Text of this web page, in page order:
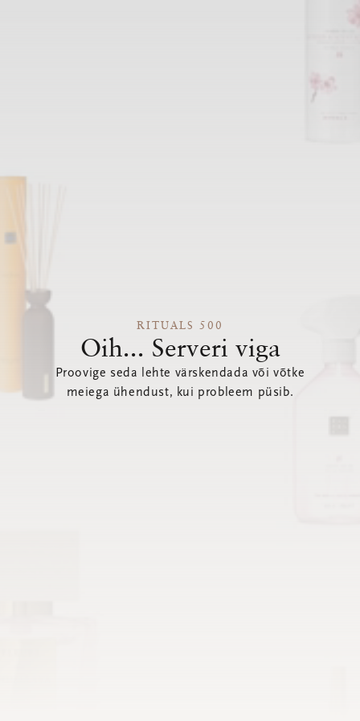
RITUALS 500
Oih... Serveri viga
Proovige seda lehte värskendada või võtke
meiega ühendust, kui probleem püsib.